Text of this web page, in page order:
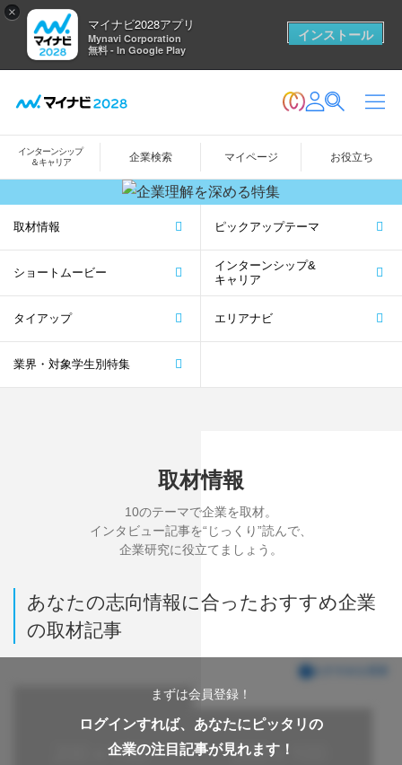
×
マイナビ2028アプリ
Mynavi Corporation
無料 - In Google Play
インストール
インターンシップ
＆キャリア
企業検索 マイページ お役立ち
取材情報 ピックアップテーマ
ショートムービー
インターンシップ&
キャリア
タイアップ エリアナビ
業界・対象学生別特集
取材情報
10のテーマで企業を取材。
インタビュー記事を“じっくり”読んで、
企業研究に役立てましょう。
あなたの志向情報に合ったおすすめ企業
の取材記事
まずは会員登録！
ログインすれば、あなたにピッタリの
企業の注目記事が見れます！